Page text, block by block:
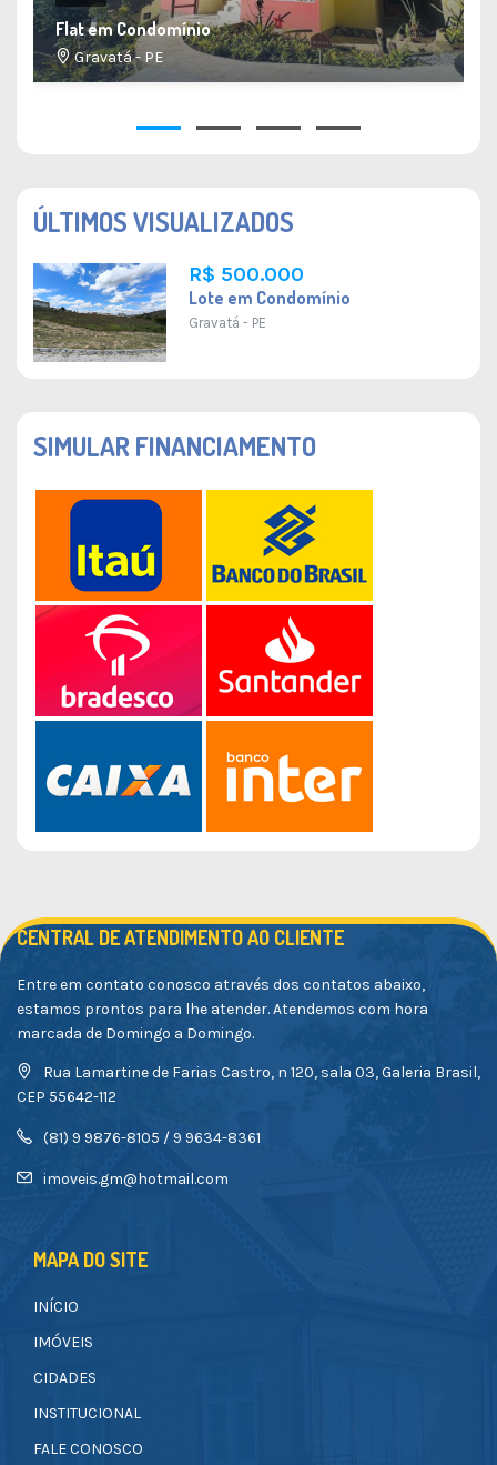
Flat em Condomínio
Gravatá - PE
ÚLTIMOS VISUALIZADOS
R$ 500.000
Lote em Condomínio
Gravatá - PE
SIMULAR FINANCIAMENTO
CENTRAL DE ATENDIMENTO AO CLIENTE
Entre em contato conosco através dos contatos abaixo,
estamos prontos para lhe atender. Atendemos com hora
marcada de Domingo a Domingo.
Rua Lamartine de Farias Castro, n 120, sala 03, Galeria Brasil,
CEP 55642-112
(81) 9 9876-8105 / 9 9634-8361
imoveis.gm@hotmail.com
MAPA DO SITE
INÍCIO
IMÓVEIS
CIDADES
INSTITUCIONAL
FALE CONOSCO